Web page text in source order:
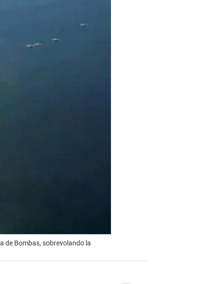
de Bombas, sobrevolando la